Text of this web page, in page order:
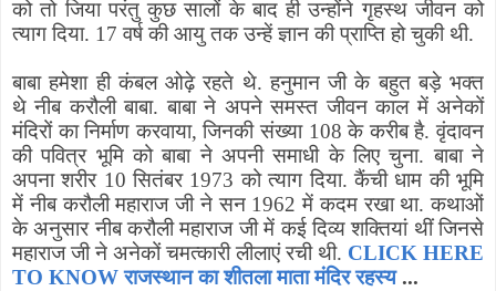
को तो जिया परंतु कुछ सालों के बाद ही उन्होंने गृहस्थ जीवन को
त्याग दिया. 17वर्ष की आयु तक उन्हें ज्ञान की प्राप्ति हो चुकी थी.
बाबा हमेशा ही कंबल ओढ़े रहते थे.हनुमान जी के बहुत बड़े भक्त
थे नीब करौली बाबा.बाबा ने अपने समस्त जीवन काल में अनेकों
मंदिरों का निर्माण करवाया,जिनकी संख्या108के करीब है.वृंदावन
की पवित्र भूमि को बाबा ने अपनी समाधी के लिए चुना.बाबा ने
अपना शरीर 10 सितंबर1973को त्याग दिया.कैंची धाम की भूमि
में नीब करौली महाराज जी ने सन1962में कदम रखा था.कथाओं
के अनुसार नीब करौली महाराज जी में कई दिव्य शक्तियां थीं जिनसे
महाराज जी ने अनेकों चमत्कारी लीलाएं रची थी. CLICK HERE
TO KNOW राजस्थान का शीतला माता मंदिर रहस्य...